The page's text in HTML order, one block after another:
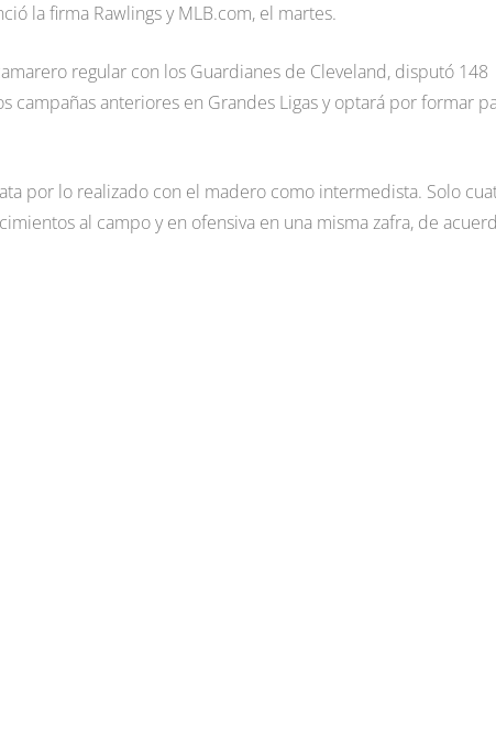
la firma Rawlings y MLB.com, el martes.
regular con los Guardianes de Cleveland, disputó 148
campañas anteriores en Grandes Ligas y optará por formar
por lo realizado con el madero como intermedista. Solo
al campo y en ofensiva en una misma zafra, de